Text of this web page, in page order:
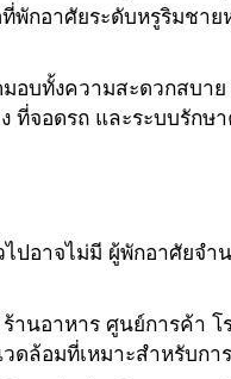
พักอาศัยระดับหรูริมชา
อบทั้งความสะดวกสบา
ที่จอดรถ และระบบรักษ
ปอาจไม่มี ผู้พักอาศัยจำ
านอาหาร ศูนย์การค้า
ดล้อมที่เหมาะสำหรับก